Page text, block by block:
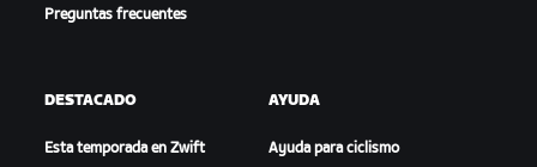
Preguntas frecuentes
DESTACADO
Esta temporada en Zwift
AYUDA
Ayuda para ciclismo